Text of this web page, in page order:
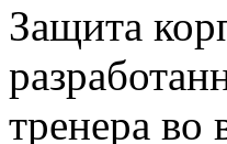
Защита
тренера во